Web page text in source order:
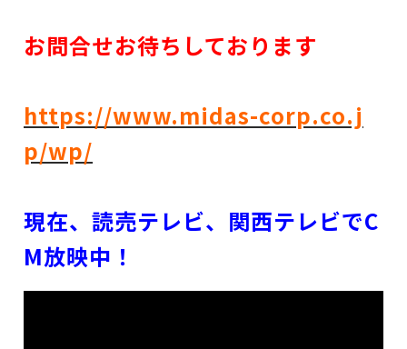
お問合せお待ちしております
https://www.midas-corp.co.j
p/wp/
現在、読売テレビ、関西テレビでC
M放映中！